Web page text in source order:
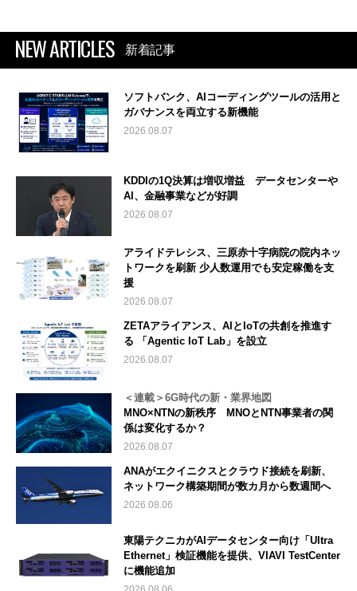
NEW ARTICLES 新着記事
ソフトバンク、AIコーディングツールの活用と
ガバナンスを両立する新機能
2026.08.07
KDDIの1Q決算は増収増益 データセンターや
AI、金融事業などが好調
2026.08.07
アライドテレシス、三原赤十字病院の院内ネッ
トワークを刷新 少人数運用でも安定稼働を支
援
2026.08.07
ZETAアライアンス、AIとIoTの共創を推進す
る 「Agentic IoT Lab」を設立
2026.08.07
＜連載＞6G時代の新・業界地図
MNO×NTNの新秩序 MNOとNTN事業者の関
係は変化するか？
2026.08.07
ANAがエクイニクスとクラウド接続を刷新、
ネットワーク構築期間が数カ月から数週間へ
2026.08.06
東陽テクニカがAIデータセンター向け「Ultra
Ethernet」検証機能を提供、VIAVI TestCenter
に機能追加